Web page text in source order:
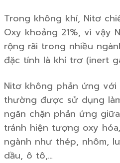
Trong không khí, Nitơ
Oxy khoảng 21%, vì vậy
rộng rãi trong nhiều
đặc tính là khí trơ (inert
Nitơ không phản ứng với
thường được sử dụng
ngăn chặn phản ứng
tránh hiện tượng oxy
ngành như thép, nhôm,
dầu, ô tô,…